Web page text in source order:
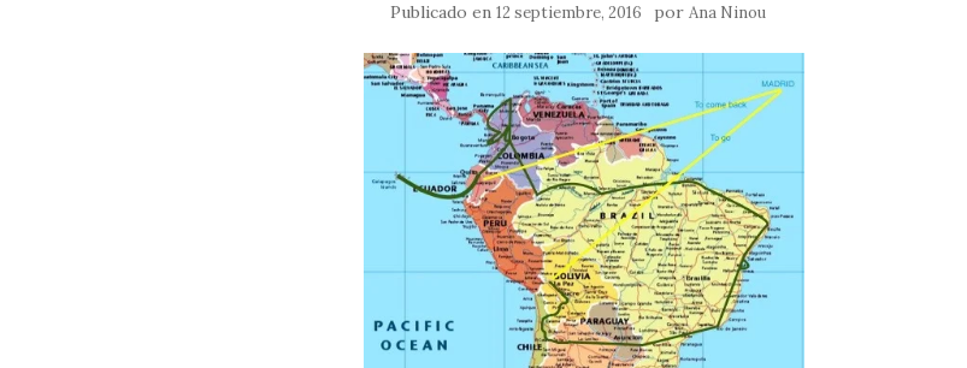
Publicado en12 septiembre, 2016 porAna Ninou